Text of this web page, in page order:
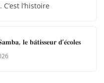
l’histoire
𝐥𝐞 𝐛𝐚̂𝐭𝐢𝐬𝐬𝐞𝐮𝐫 𝐝’𝐞́𝐜𝐨𝐥𝐞𝐬